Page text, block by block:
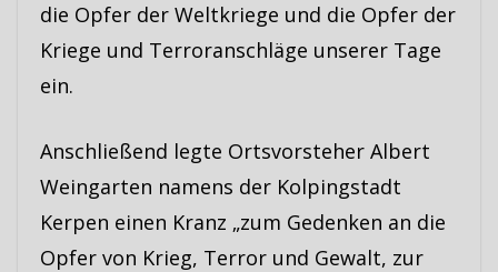
die Opfer der Weltkriege und die Opfer der
Kriege und Terroranschläge unserer Tage
ein.
Anschließend legte Ortsvorsteher Albert
Weingarten namens der Kolpingstadt
Kerpen einen Kranz „zum Gedenken an die
Opfer von Krieg, Terror und Gewalt, zur